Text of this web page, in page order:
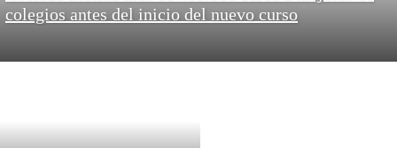
colegios antes del inicio del nuevo curso